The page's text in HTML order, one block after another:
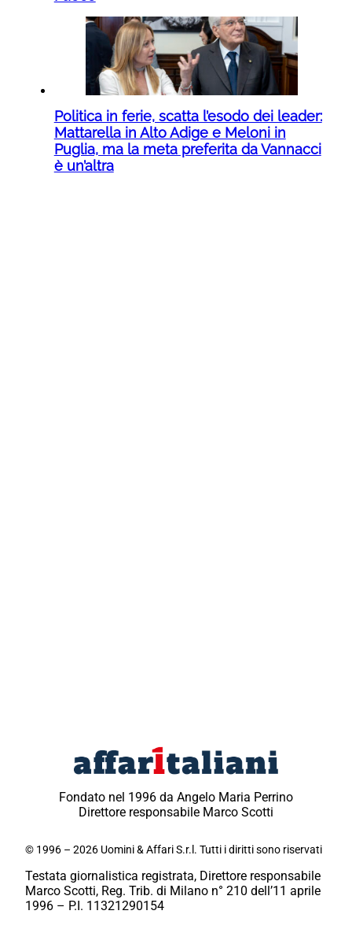
Politica in ferie, scatta l’esodo dei leader:
Mattarella in Alto Adige e Meloni in
Puglia, ma la meta preferita da Vannacci
è un’altra
Fondato nel 1996 da Angelo Maria Perrino
Direttore responsabile Marco Scotti
© 1996 – 2026 Uomini & Affari S.r.l. Tutti i diritti sono riservati
Testata giornalistica registrata, Direttore responsabile
Marco Scotti, Reg. Trib. di Milano n° 210 dell’11 aprile
1996 – P.I. 11321290154